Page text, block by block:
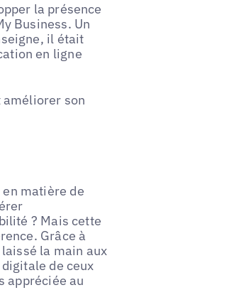
la présence
Business. Un
il était
en ligne
améliorer son
en matière de
? Mais cette
Grâce à
la main aux
de ceux
appréciée au